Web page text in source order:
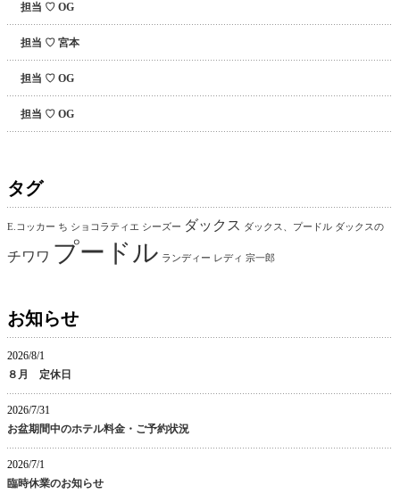
担当 ♡ OG
担当 ♡ 宮本
担当 ♡ OG
担当 ♡ OG
タグ
E.コッカー ち ショコラティエ シーズー ダックス ダックス、プードル ダックスの
チワワ プードル ランディー レディ 宗一郎
お知らせ
2026/8/1
８月 定休日
2026/7/31
お盆期間中のホテル料金・ご予約状況
2026/7/1
臨時休業のお知らせ